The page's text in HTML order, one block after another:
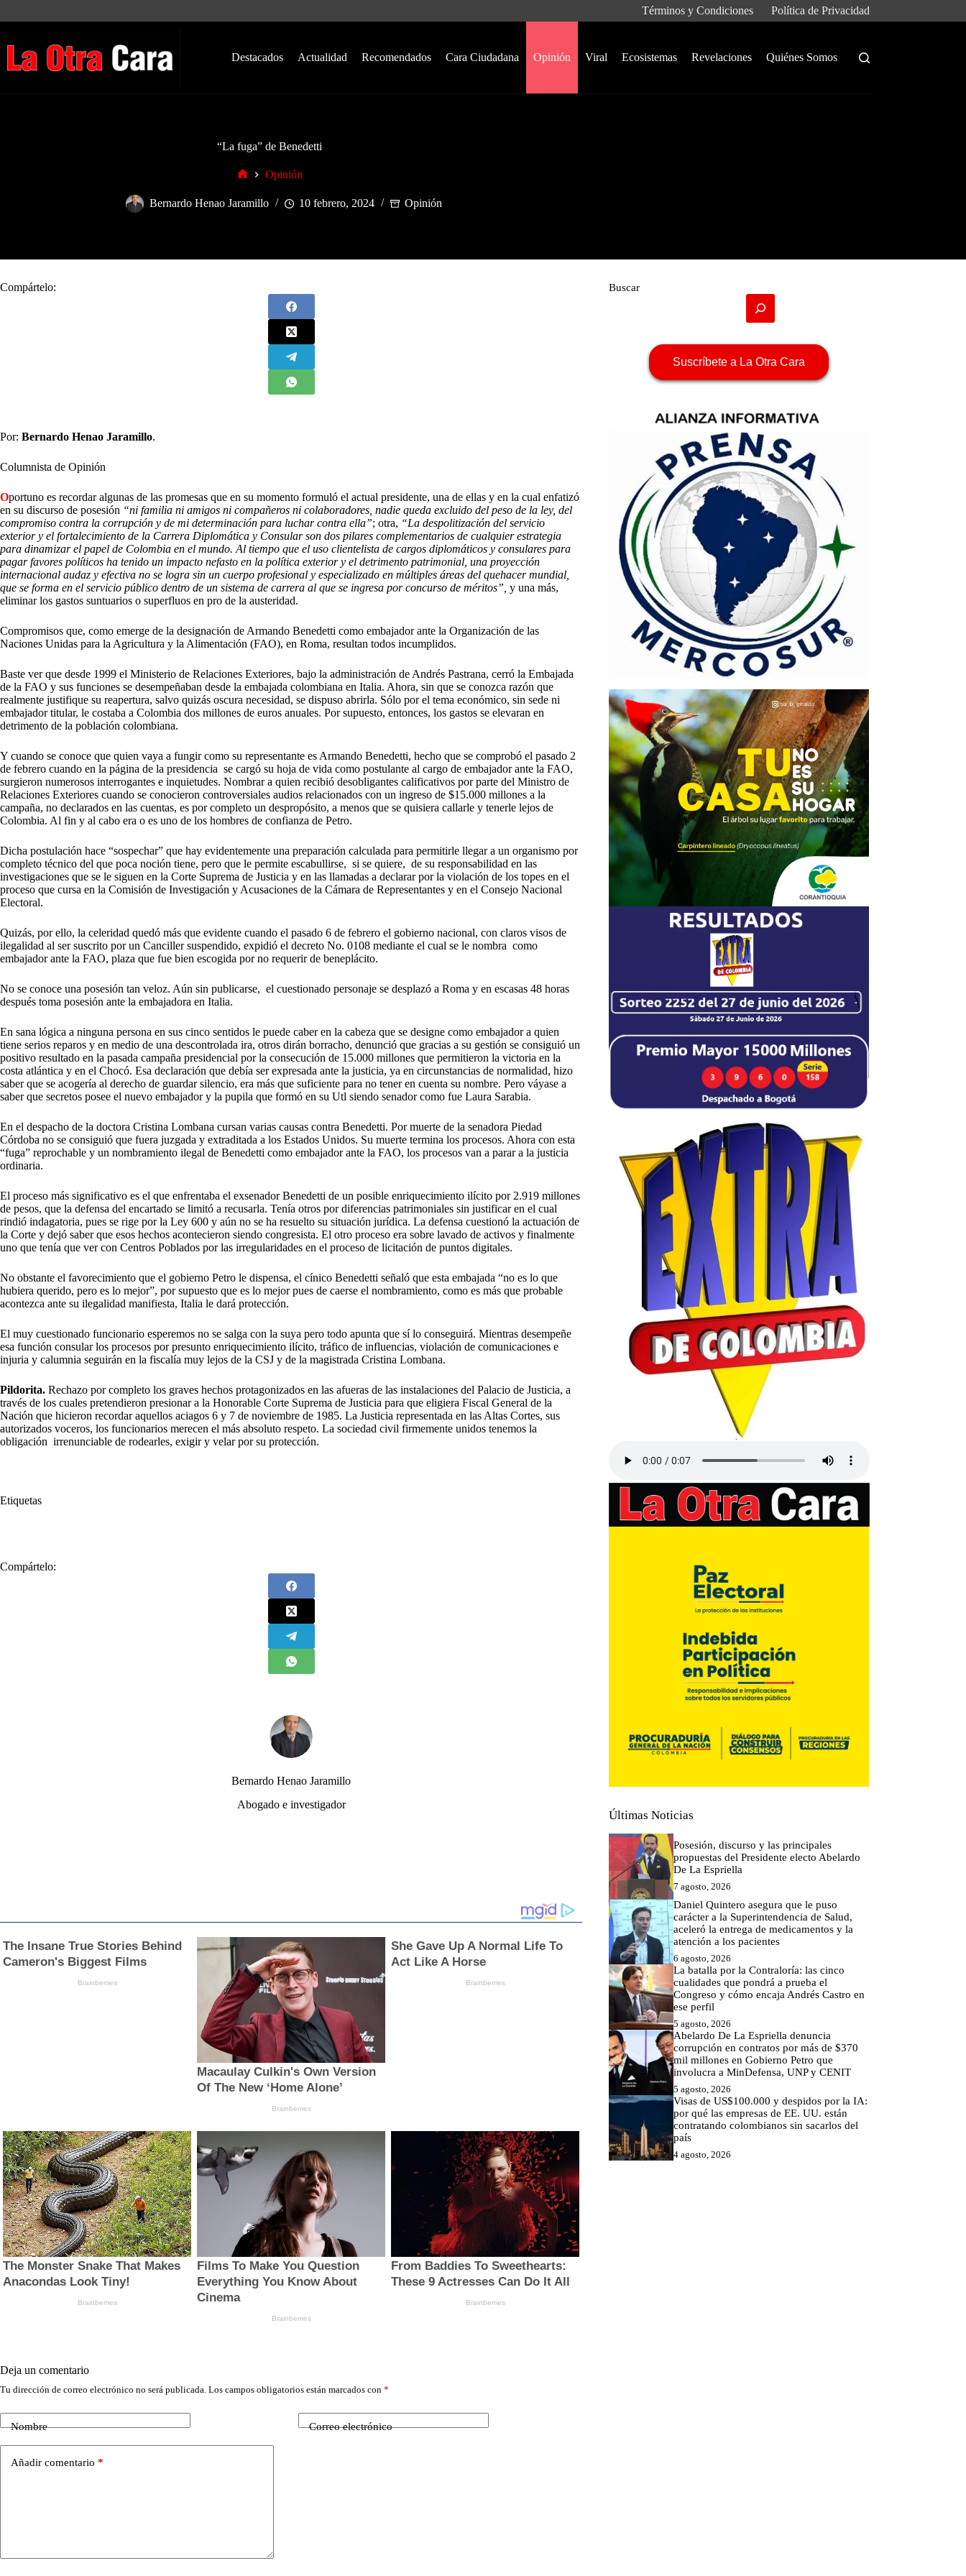
Términos y Condiciones Política de Privacidad
Destacados Actualidad Recomendados Cara Ciudadana Opinión Viral Ecosistemas Revelaciones Quiénes Somos
“La fuga” de Benedetti
Opinión
Bernardo Henao Jaramillo 10 febrero, 2024 Opinión
Compártelo:
Por: Bernardo Henao Jaramillo.
Columnista de Opinión
Oportuno es recordar algunas de las promesas que en su momento formuló el actual presidente, una de ellas y en la cual enfatizó
en su discurso de posesión “ni familia ni amigos ni compañeros ni colaboradores, nadie queda excluido del peso de la ley, del
compromiso contra la corrupción y de mi determinación para luchar contra ella”; otra, “La despolitización del servicio
exterior y el fortalecimiento de la Carrera Diplomática y Consular son dos pilares complementarios de cualquier estrategia
para dinamizar el papel de Colombia en el mundo. Al tiempo que el uso clientelista de cargos diplomáticos y consulares para
pagar favores políticos ha tenido un impacto nefasto en la política exterior y el detrimento patrimonial, una proyección
internacional audaz y efectiva no se logra sin un cuerpo profesional y especializado en múltiples áreas del quehacer mundial,
que se forma en el servicio público dentro de un sistema de carrera al que se ingresa por concurso de méritos”, y una más,
eliminar los gastos suntuarios o superfluos en pro de la austeridad.
Compromisos que, como emerge de la designación de Armando Benedetti como embajador ante la Organización de las
Naciones Unidas para la Agricultura y la Alimentación (FAO), en Roma, resultan todos incumplidos.
Baste ver que desde 1999 el Ministerio de Relaciones Exteriores, bajo la administración de Andrés Pastrana, cerró la Embajada
de la FAO y sus funciones se desempeñaban desde la embajada colombiana en Italia. Ahora, sin que se conozca razón que
realmente justifique su reapertura, salvo quizás oscura necesidad, se dispuso abrirla. Sólo por el tema económico, sin sede ni
embajador titular, le costaba a Colombia dos millones de euros anuales. Por supuesto, entonces, los gastos se elevaran en
detrimento de la población colombiana.
Y cuando se conoce que quien vaya a fungir como su representante es Armando Benedetti, hecho que se comprobó el pasado 2
de febrero cuando en la página de la presidencia se cargó su hoja de vida como postulante al cargo de embajador ante la FAO,
surgieron numerosos interrogantes e inquietudes. Nombrar a quien recibió desobligantes calificativos por parte del Ministro de
Relaciones Exteriores cuando se conocieron controversiales audios relacionados con un ingreso de $15.000 millones a la
campaña, no declarados en las cuentas, es por completo un despropósito, a menos que se quisiera callarle y tenerle lejos de
Colombia. Al fin y al cabo era o es uno de los hombres de confianza de Petro.
Dicha postulación hace “sospechar” que hay evidentemente una preparación calculada para permitirle llegar a un organismo por
completo técnico del que poca noción tiene, pero que le permite escabullirse, si se quiere, de su responsabilidad en las
investigaciones que se le siguen en la Corte Suprema de Justicia y en las llamadas a declarar por la violación de los topes en el
proceso que cursa en la Comisión de Investigación y Acusaciones de la Cámara de Representantes y en el Consejo Nacional
Electoral.
Quizás, por ello, la celeridad quedó más que evidente cuando el pasado 6 de febrero el gobierno nacional, con claros visos de
ilegalidad al ser suscrito por un Canciller suspendido, expidió el decreto No. 0108 mediante el cual se le nombra como
embajador ante la FAO, plaza que fue bien escogida por no requerir de beneplácito.
No se conoce una posesión tan veloz. Aún sin publicarse, el cuestionado personaje se desplazó a Roma y en escasas 48 horas
después toma posesión ante la embajadora en Italia.
En sana lógica a ninguna persona en sus cinco sentidos le puede caber en la cabeza que se designe como embajador a quien
tiene serios reparos y en medio de una descontrolada ira, otros dirán borracho, denunció que gracias a su gestión se consiguió un
positivo resultado en la pasada campaña presidencial por la consecución de 15.000 millones que permitieron la victoria en la
costa atlántica y en el Chocó. Esa declaración que debía ser expresada ante la justicia, ya en circunstancias de normalidad, hizo
saber que se acogería al derecho de guardar silencio, era más que suficiente para no tener en cuenta su nombre. Pero váyase a
saber que secretos posee el nuevo embajador y la pupila que formó en su Utl siendo senador como fue Laura Sarabia.
En el despacho de la doctora Cristina Lombana cursan varias causas contra Benedetti. Por muerte de la senadora Piedad
Córdoba no se consiguió que fuera juzgada y extraditada a los Estados Unidos. Su muerte termina los procesos. Ahora con esta
“fuga” reprochable y un nombramiento ilegal de Benedetti como embajador ante la FAO, los procesos van a parar a la justicia
ordinaria.
El proceso más significativo es el que enfrentaba el exsenador Benedetti de un posible enriquecimiento ilícito por 2.919 millones
de pesos, que la defensa del encartado se limitó a recusarla. Tenía otros por diferencias patrimoniales sin justificar en el cual
rindió indagatoria, pues se rige por la Ley 600 y aún no se ha resuelto su situación jurídica. La defensa cuestionó la actuación de
la Corte y dejó saber que esos hechos acontecieron siendo congresista. El otro proceso era sobre lavado de activos y finalmente
uno que tenía que ver con Centros Poblados por las irregularidades en el proceso de licitación de puntos digitales.
No obstante el favorecimiento que el gobierno Petro le dispensa, el cínico Benedetti señaló que esta embajada “no es lo que
hubiera querido, pero es lo mejor”, por supuesto que es lo mejor pues de caerse el nombramiento, como es más que probable
acontezca ante su ilegalidad manifiesta, Italia le dará protección.
El muy cuestionado funcionario esperemos no se salga con la suya pero todo apunta que sí lo conseguirá. Mientras desempeñe
esa función consular los procesos por presunto enriquecimiento ilícito, tráfico de influencias, violación de comunicaciones e
injuria y calumnia seguirán en la fiscalía muy lejos de la CSJ y de la magistrada Cristina Lombana.
Pildorita. Rechazo por completo los graves hechos protagonizados en las afueras de las instalaciones del Palacio de Justicia, a
través de los cuales pretendieron presionar a la Honorable Corte Suprema de Justicia para que eligiera Fiscal General de la
Nación que hicieron recordar aquellos aciagos 6 y 7 de noviembre de 1985. La Justicia representada en las Altas Cortes, sus
autorizados voceros, los funcionarios merecen el más absoluto respeto. La sociedad civil firmemente unidos tenemos la
obligación irrenunciable de rodearles, exigir y velar por su protección.
Etiquetas
Compártelo:
Bernardo Henao Jaramillo
Abogado e investigador
Deja un comentario
Tu dirección de correo electrónico no será publicada. Los campos obligatorios están marcados con *
Nombre Correo electrónico
Añadir comentario *
Buscar
Suscríbete a La Otra Cara
Últimas Noticias
Posesión, discurso y las principales
propuestas del Presidente electo Abelardo
De La Espriella
7 agosto, 2026
Daniel Quintero asegura que le puso
carácter a la Superintendencia de Salud,
aceleró la entrega de medicamentos y la
atención a los pacientes
6 agosto, 2026
La batalla por la Contraloría: las cinco
cualidades que pondrá a prueba el
Congreso y cómo encaja Andrés Castro en
ese perfil
5 agosto, 2026
Abelardo De La Espriella denuncia
corrupción en contratos por más de $370
mil millones en Gobierno Petro que
involucra a MinDefensa, UNP y CENIT
5 agosto, 2026
Visas de US$100.000 y despidos por la IA:
por qué las empresas de EE. UU. están
contratando colombianos sin sacarlos del
país
4 agosto, 2026